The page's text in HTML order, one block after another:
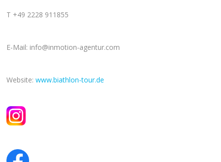
T +49 2228 911855
E-Mail: info@inmotion-agentur.com
Website:www.biathlon-tour.de